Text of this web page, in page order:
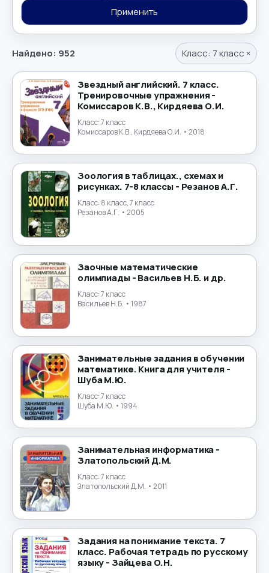
→
Испанский язык →
История
История России
Итальянский язык →
Китайский язык →
Культурология
Латинский язык →
Литература
Литературное чтение
Маркетинг
Математика →
Менеджмент
Музыка
Налогообложение
Немецкий язык
ОБЖ
Обществознание →
Окружающий мир
Применить
Найдено: 952 Класс: 7 класс ×
Звездный английский. 7 класс.
Тренировочные упражнения -
Комиссаров К.В., Кирдяева О.И.
Класс:7 класс
Комиссаров К.В., Кирдяева О.И. • 2018
Зоология в таблицах., схемах и
рисунках. 7-8 классы - Резанов А.Г.
Класс: 8 класс, 7 класс
Резанов А.Г. • 2005
Заочные математические
олимпиады - Васильев Н.Б. и др.
Класс:7 класс
Васильев Н.Б. • 1987
Занимательные задания в обучении
математике. Книга для учителя -
Шуба М.Ю.
Класс:7 класс
Шуба М.Ю. • 1994
Занимательная информатика -
Златопольский Д.М.
Класс:7 класс
Златопольский Д.М. • 2011
Задания на понимание текста. 7
класс. Рабочая тетрадь по русскому
языку - Зайцева О.Н.